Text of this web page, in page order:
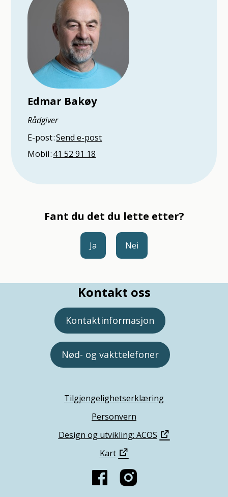
Edmar Bakøy
Rådgiver
E-postSend e-post
Mobil41 52 91 18
Fant du det du lette etter?
Ja Nei
Kontakt oss
Kontaktinformasjon
Nød- og vakttelefoner
Tilgjengelighetserklæring
Personvern
Design og utvikling: ACOS
Kart